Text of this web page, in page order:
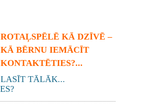
ROTAĻSPĒLĒ KĀ DZĪVĒ –
KĀ BĒRNU IEMĀCĪT
KONTAKTĒTIES?...
LASĪT TĀLĀK...